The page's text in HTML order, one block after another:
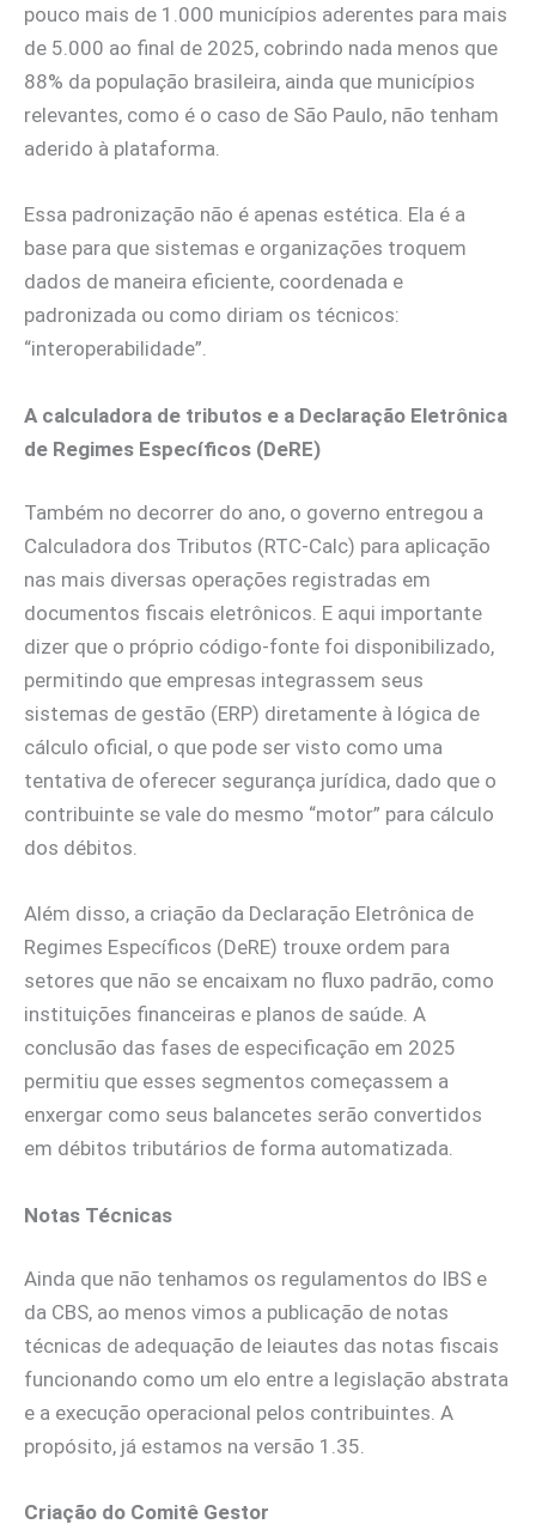
pouco mais de 1.000 municípios aderentes para mais
de 5.000 ao final de 2025, cobrindo nada menos que
88% da população brasileira, ainda que municípios
relevantes, como é o caso de São Paulo, não tenham
aderido à plataforma.
Essa padronização não é apenas estética. Ela é a
base para que sistemas e organizações troquem
dados de maneira eficiente, coordenada e
padronizada ou como diriam os técnicos:
“interoperabilidade”.
A calculadora de tributos e a Declaração Eletrônica
de Regimes Específicos (DeRE)
Também no decorrer do ano, o governo entregou a
Calculadora dos Tributos (RTC-Calc) para aplicação
nas mais diversas operações registradas em
documentos fiscais eletrônicos. E aqui importante
dizer que o próprio código-fonte foi disponibilizado,
permitindo que empresas integrassem seus
sistemas de gestão (ERP) diretamente à lógica de
cálculo oficial, o que pode ser visto como uma
tentativa de oferecer segurança jurídica, dado que o
contribuinte se vale do mesmo “motor” para cálculo
dos débitos.
Além disso, a criação da Declaração Eletrônica de
Regimes Específicos (DeRE) trouxe ordem para
setores que não se encaixam no fluxo padrão, como
instituições financeiras e planos de saúde. A
conclusão das fases de especificação em 2025
permitiu que esses segmentos começassem a
enxergar como seus balancetes serão convertidos
em débitos tributários de forma automatizada.
Notas Técnicas
Ainda que não tenhamos os regulamentos do IBS e
da CBS, ao menos vimos a publicação de notas
técnicas de adequação de leiautes das notas fiscais
funcionando como um elo entre a legislação abstrata
e a execução operacional pelos contribuintes. A
propósito, já estamos na versão 1.35.
Criação do Comitê Gestor